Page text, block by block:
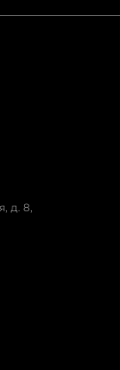
д. 8,